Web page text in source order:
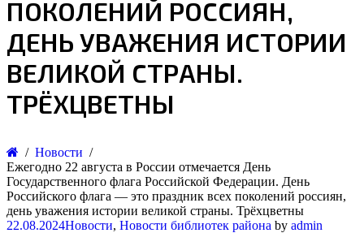
ПОКОЛЕНИЙ РОССИЯН,
ДЕНЬ УВАЖЕНИЯ ИСТОРИИ
ВЕЛИКОЙ СТРАНЫ.
ТРЁХЦВЕТНЫ
Новости
Ежегодно 22 августа в России отмечается День
Государственного флага Российской Федерации. День
Российского флага — это праздник всех поколений россиян,
день уважения истории великой страны. Трёхцветны
22.08.2024Новости, Новости библиотек района by admin